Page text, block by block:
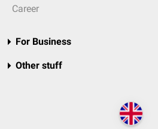
Career
For Business
Other stuff